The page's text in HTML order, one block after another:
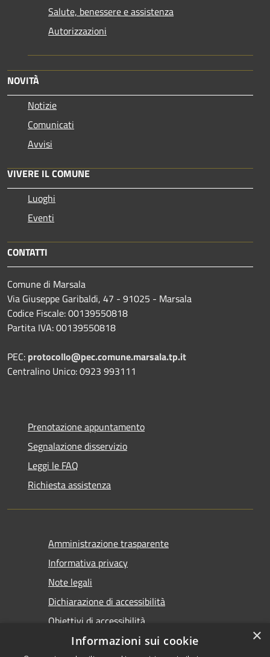
Salute, benessere e assistenza
Autorizzazioni
NOVITÀ
Notizie
Comunicati
Avvisi
VIVERE IL COMUNE
Luoghi
Eventi
CONTATTI
Comune di Marsala
Via Giuseppe Garibaldi, 47 - 91025 - Marsala
Codice Fiscale: 00139550818
Partita IVA: 00139550818
PEC: protocollo@pec.comune.marsala.tp.it
Centralino Unico: 0923 993111
Prenotazione appuntamento
Segnalazione disservizio
Leggi le FAQ
Richiesta assistenza
Amministrazione trasparente
Informativa privacy
Note legali
Dichiarazione di accessibilità
Obiettivi di accessibilità
×
Informazioni sui cookie